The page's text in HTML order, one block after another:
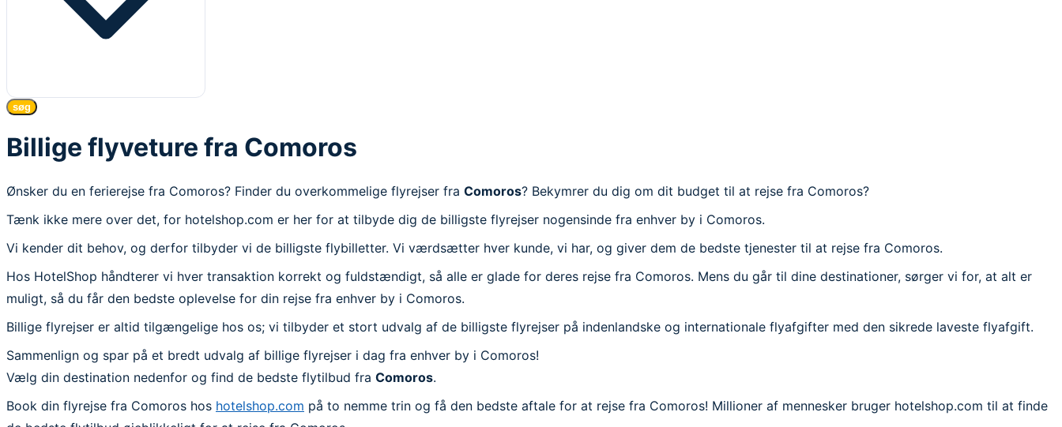
søg
Billige flyveture fra Comoros
Ønsker du en ferierejse fra Comoros? Finder du overkommelige flyrejser fra Comoros? Bekymrer du dig om dit budget til at rejse fra Comoros?
Tænk ikke mere over det, for hotelshop.com er her for at tilbyde dig de billigste flyrejser nogensinde fra enhver by i Comoros.
Vi kender dit behov, og derfor tilbyder vi de billigste flybilletter. Vi værdsætter hver kunde, vi har, og giver dem de bedste tjenester til at rejse fra Comoros.
Hos HotelShop håndterer vi hver transaktion korrekt og fuldstændigt, så alle er glade for deres rejse fra Comoros. Mens du går til dine destinationer, sørger vi for, at alt er
muligt, så du får den bedste oplevelse for din rejse fra enhver by i Comoros.
Billige flyrejser er altid tilgængelige hos os; vi tilbyder et stort udvalg af de billigste flyrejser på indenlandske og internationale flyafgifter med den sikrede laveste flyafgift.
Sammenlign og spar på et bredt udvalg af billige flyrejser i dag fra enhver by i Comoros!
Vælg din destination nedenfor og find de bedste flytilbud fra Comoros.
Book din flyrejse fra Comoros hos hotelshop.com på to nemme trin og få den bedste aftale for at rejse fra Comoros! Millioner af mennesker bruger hotelshop.com til at finde